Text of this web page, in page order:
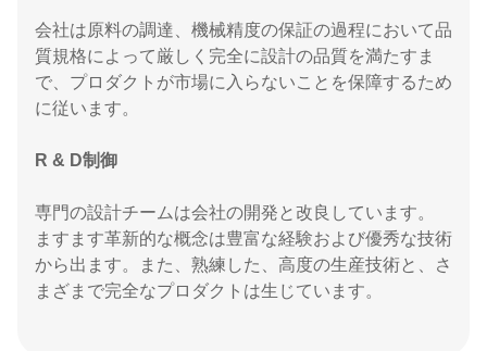
会社は原料の調達、機械精度の保証の過程において品
質規格によって厳しく完全に設計の品質を満たすま
で、プロダクトが市場に入らないことを保障するため
に従います。
R & D制御
専門の設計チームは会社の開発と改良しています。
ますます革新的な概念は豊富な経験および優秀な技術
から出ます。また、熟練した、高度の生産技術と、さ
まざまで完全なプロダクトは生じています。